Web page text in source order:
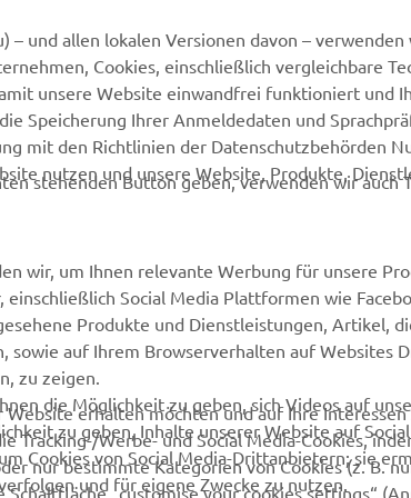
Informationen
Data
MyYamaha
Yamaha Music
Yamaha Racing
Yamaha Motor Global
und allen lokalen Versionen davon – verwenden
Cookies, einschließlich vergleichbare
unsere Website einwandfrei funktioniert und
Speicherung Ihrer Anmeldedaten und
mit den Richtlinien der Datenschutzbehörden
nutzen und unsere Website, Produkte,
stehenden Button geben, verwenden wir auch
wir, um Ihnen relevante Werbung für unsere
Social Media Plattformen wie
Produkte und Dienstleistungen, Artikel,
sowie auf Ihrem Browserverhalten auf Websites
zu zeigen.
die Möglichkeit zu geben, sich Videos auf
zu geben, Inhalte unserer Website auf
Cookies von Social Media-Drittanbietern; sie
und für eigene Zwecke zu nutzen.
erhalten möchten und auf Ihre
Tracking-/Werbe- und Social Media-Cookies,
nur bestimmte Kategorien von Cookies (z. B.
„customise your cookies settings“